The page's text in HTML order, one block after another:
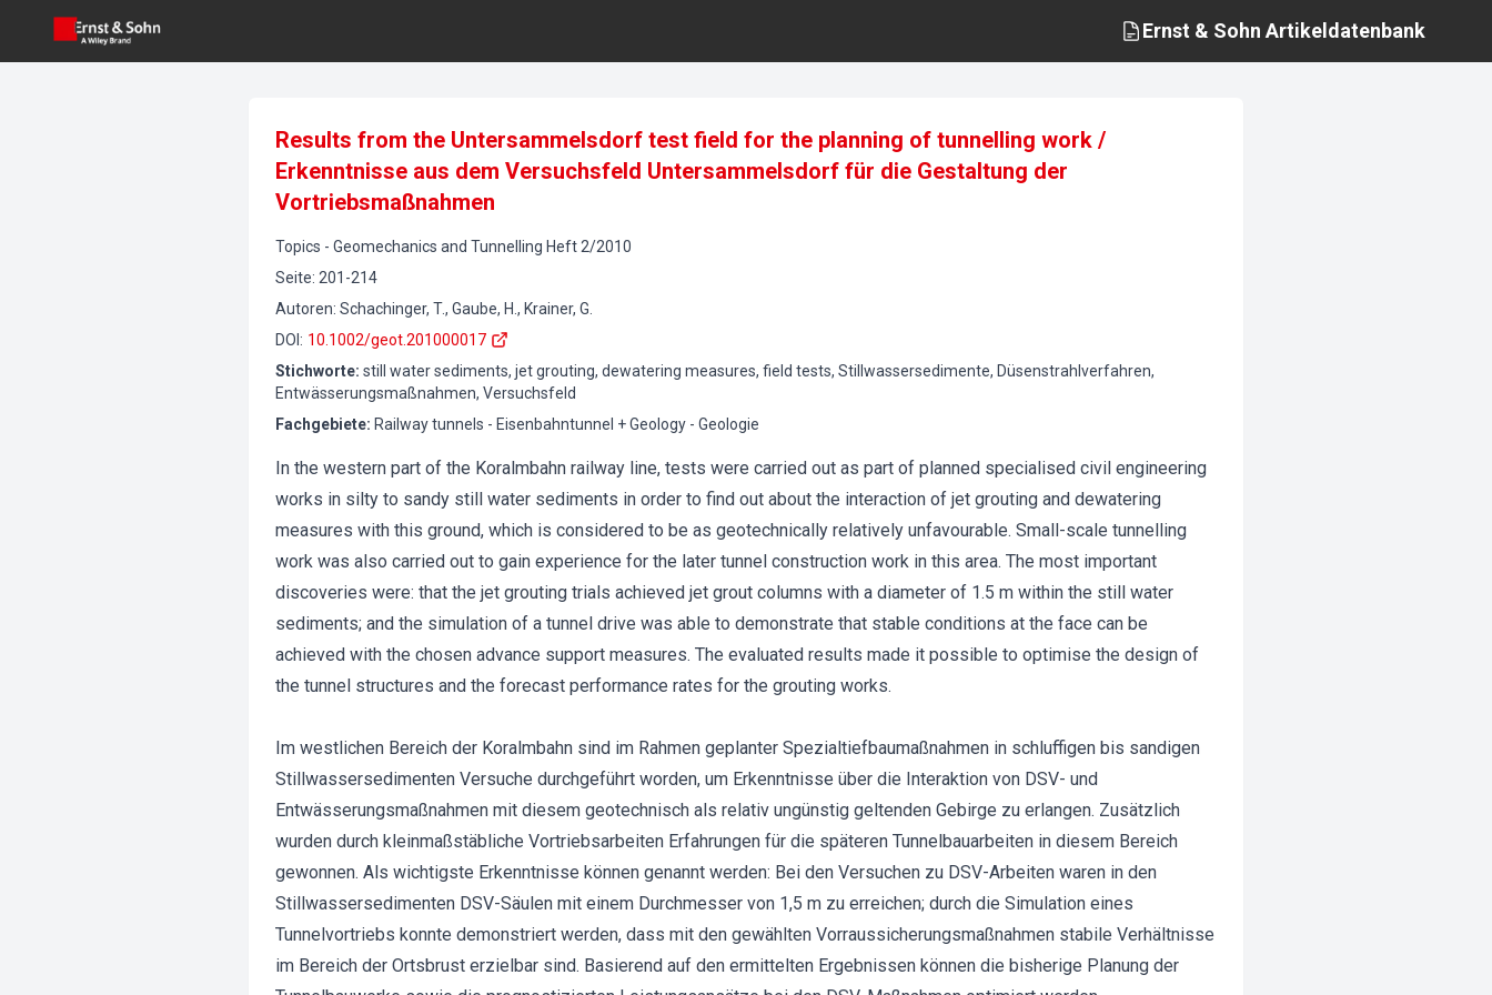
Ernst & Sohn Artikeldatenbank
Results from the Untersammelsdorf test field for the planning of tunnelling work /
Erkenntnisse aus dem Versuchsfeld Untersammelsdorf für die Gestaltung der
Vortriebsmaßnahmen
Topics - Geomechanics and Tunnelling Heft 2/2010
Seite: 201-214
Autoren: Schachinger, T., Gaube, H., Krainer, G.
DOI : 10.1002/geot.201000017
Stichworte: still water sediments, jet grouting, dewatering measures, field tests, Stillwassersedimente, Düsenstrahlverfahren,
Entwässerungsmaßnahmen, Versuchsfeld
Fachgebiete: Railway tunnels - Eisenbahntunnel + Geology - Geologie
In the western part of the Koralmbahn railway line, tests were carried out as part of planned specialised civil engineering
works in silty to sandy still water sediments in order to find out about the interaction of jet grouting and dewatering
measures with this ground, which is considered to be as geotechnically relatively unfavourable. Small-scale tunnelling
work was also carried out to gain experience for the later tunnel construction work in this area. The most important
discoveries were: that the jet grouting trials achieved jet grout columns with a diameter of 1.5 m within the still water
sediments; and the simulation of a tunnel drive was able to demonstrate that stable conditions at the face can be
achieved with the chosen advance support measures. The evaluated results made it possible to optimise the design of
the tunnel structures and the forecast performance rates for the grouting works.
Im westlichen Bereich der Koralmbahn sind im Rahmen geplanter Spezialtiefbaumaßnahmen in schluffigen bis sandigen
Stillwassersedimenten Versuche durchgeführt worden, um Erkenntnisse über die Interaktion von DSV- und
Entwässerungsmaßnahmen mit diesem geotechnisch als relativ ungünstig geltenden Gebirge zu erlangen. Zusätzlich
wurden durch kleinmaßstäbliche Vortriebsarbeiten Erfahrungen für die späteren Tunnelbauarbeiten in diesem Bereich
gewonnen. Als wichtigste Erkenntnisse können genannt werden: Bei den Versuchen zu DSV-Arbeiten waren in den
Stillwassersedimenten DSV-Säulen mit einem Durchmesser von 1,5 m zu erreichen; durch die Simulation eines
Tunnelvortriebs konnte demonstriert werden, dass mit den gewählten Vorraussicherungsmaßnahmen stabile Verhältnisse
im Bereich der Ortsbrust erzielbar sind. Basierend auf den ermittelten Ergebnissen können die bisherige Planung der